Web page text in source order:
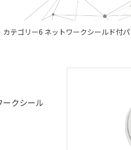
カテゴリー6 ネットワークシールド付
ークシール